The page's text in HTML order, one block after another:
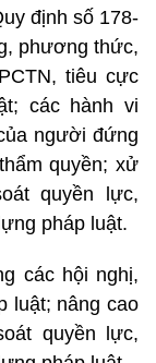
định số 178-
phương thức,
tiêu cực
các hành vi
người đứng
quyền; xử
quyền lực,
pháp luật.
các hội nghị,
luật; nâng cao
quyền lực,